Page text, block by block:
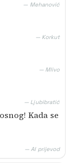
— Mehanović
— Korkut
— Mlivo
— Ljubibratić
Kada se
— AI prijevod